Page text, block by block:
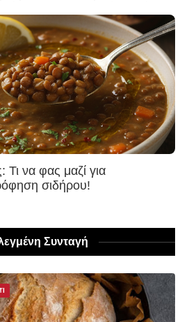
να φας μαζί για
σιδήρου!
Συνταγή